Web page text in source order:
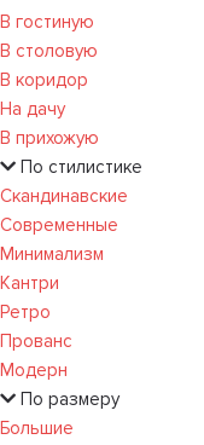
В гостиную
В столовую
В коридор
На дачу
В прихожую
По стилистике
Скандинавские
Современные
Минимализм
Кантри
Ретро
Прованс
Модерн
По размеру
Большие